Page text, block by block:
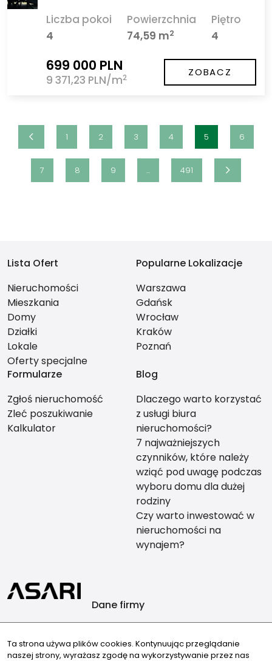
Liczba pokoi
4
Powierzchnia
74,59 m2
Piętro
4
699 000 PLN
9 371,23 PLN/m2 ZOBACZ
1 2 3 4 5 6
7 8 9 ... 491
Lista Ofert
Nieruchomości
Mieszkania
Domy
Działki
Lokale
Oferty specjalne
Popularne Lokalizacje
Warszawa
Gdańsk
Wrocław
Kraków
Poznań
Formularze
Zgłoś nieruchomość
Zleć poszukiwanie
Kalkulator
Blog
Dlaczego warto korzystać
z usługi biura
nieruchomości?
7 najważniejszych
czynników, które należy
wziąć pod uwagę podczas
wyboru domu dla dużej
rodziny
Czy warto inwestować w
nieruchomości na
wynajem?
Dane firmy
Głowackiego 17
Ta strona używa plików cookies. Kontynuując przeglądanie
naszej strony, wyrażasz zgodę na wykorzystywanie przez nas